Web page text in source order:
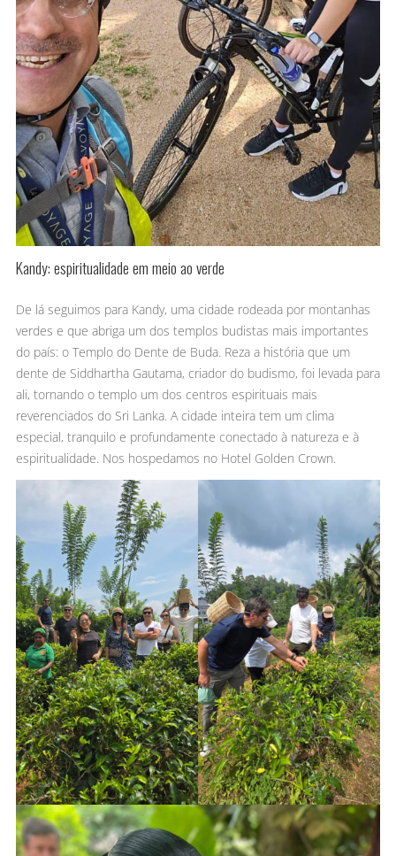
Kandy: espiritualidade em meio ao verde
De lá seguimos para Kandy, uma cidade rodeada por montanhas
verdes e que abriga um dos templos budistas mais importantes
do país: o Templo do Dente de Buda. Reza a história que um
dente de Siddhartha Gautama, criador do budismo, foi levada para
ali, tornando o templo um dos centros espirituais mais
reverenciados do Sri Lanka. A cidade inteira tem um clima
especial, tranquilo e profundamente conectado à natureza e à
espiritualidade. Nos hospedamos no Hotel Golden Crown.